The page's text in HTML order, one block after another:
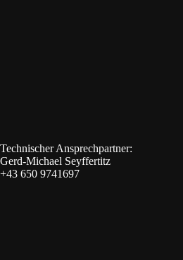
Technischer Ansprechpartner:
Gerd-Michael Seyffertitz
+43 650 9741697